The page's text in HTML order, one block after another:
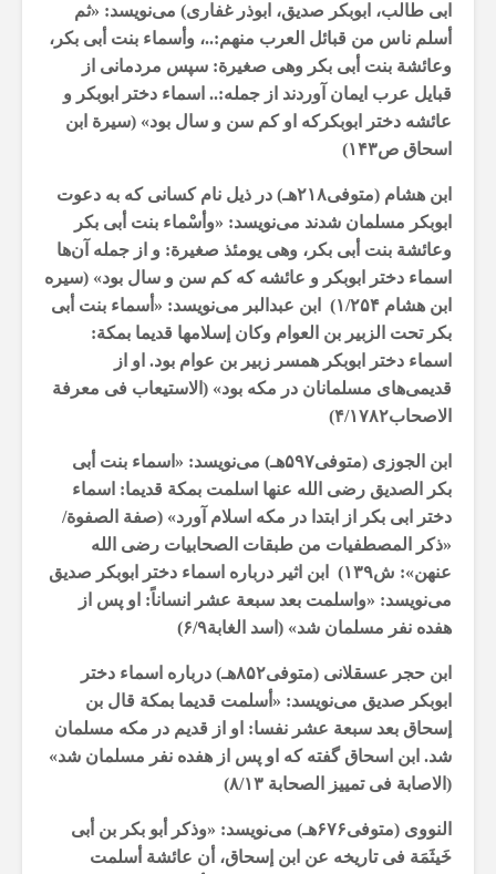
ابی طالب، ابوبکر صدیق، ابوذر غفاری) می‌نویسد: «ثم
أسلم ناس من قبائل العرب منهم:..، وأسماء بنت أبی بکر،
وعائشة بنت أبی بکر وهی صغیرة: سپس مردمانی از
قبایل عرب ایمان آوردند از جمله:.. اسماء دختر ابوبکر و
عائشه‌ دختر ابوبکرکه او کم سن و سال بود» (سیرة ابن
اسحاق ص۱۴۳)
ابن هشام (متوفی۲۱۸هـ) در ذیل نام کسانی که به دعوت
ابوبکر مسلمان شدند می‌نویسد: «وأسْماء بنت أبی بکر
وعائشة بنت أبى بکر، وهی یومئذ صغیرة: و از جمله آن‌ها
اسماء دختر ابوبکر و عائشه‌ که کم سن و سال بود» (سیره
ابن هشام ۱/۲۵۴) ابن عبدالبر می‌نویسد: «أسماء بنت أبی
بکر تحت الزبیر بن العوام وکان إسلامها قدیما بمکة:
اسماء دختر ابوبکر همسر زبیر بن عوام بود. او از
قدیمی‌های مسلمانان در مکه بود» (الاستیعاب فی معرفة
الاصحاب۴/۱۷۸۲)
ابن الجوزی (متوفی۵۹۷هـ) می‌نویسد: «اسماء بنت أبی
بکر الصدیق رضی الله عنها اسلمت بمکة قدیما: اسماء
دختر ابی بکر از ابتدا در مکه اسلام آورد» (صفة الصفوة/
«ذکر المصطفیات من طبقات الصحابیات رضى الله
عنهن»: ش۱۳۹) ابن اثیر درباره اسماء دختر ابوبکر صدیق
می‌نویسد: «واسلمت بعد سبعة عشر انساناً: او پس از
هفده نفر مسلمان شد» (اسد الغابة۶/۹)
ابن حجر عسقلانی (متوفی۸۵۲هـ) درباره اسماء دختر
ابوبکر صدیق می‌نویسد: «أسلمت قدیما بمکة قال بن
إسحاق بعد سبعة عشر نفسا: او از قدیم در مکه مسلمان
شد. ابن اسحاق گفته که او پس از هفده نفر مسلمان شد»
(الاصابة فی تمییز الصحابة ۸/۱۳)
النووی (متوفی۶۷۶هـ) می‌نویسد: «وذکر أبو بکر بن أبى
خَیثَمَة فى تاریخه عن ابن إسحاق، أن عائشة أسلمت
15 نمایش ها